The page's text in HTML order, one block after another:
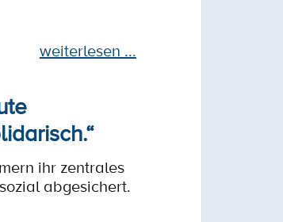
weiterlesen ...
ihr zentrales
abgesichert.